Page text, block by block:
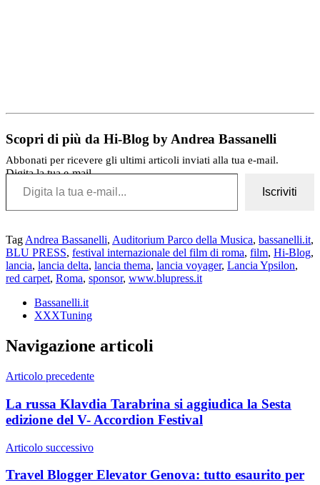
Scopri di più da Hi-Blog by Andrea Bassanelli
Abbonati per ricevere gli ultimi articoli inviati alla tua e-mail.
Digita la tua e-mail...
Iscriviti
Tag Andrea Bassanelli, Auditorium Parco della Musica, bassanelli.it,
BLU PRESS, festival internazionale del film di roma, film, Hi-Blog,
lancia, lancia delta, lancia thema, lancia voyager, Lancia Ypsilon,
red carpet, Roma, sponsor, www.blupress.it
Bassanelli.it
XXXTuning
Navigazione articoli
Articolo precedente
La russa Klavdia Tarabrina si aggiudica la Sesta
edizione del V- Accordion Festival
Articolo successivo
Travel Blogger Elevator Genova: tutto esaurito per